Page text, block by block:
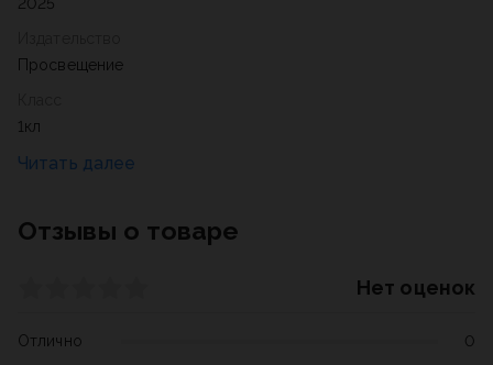
Просвещение
1кл
Отзывы о товаре
Нет оценок
Отлично
0